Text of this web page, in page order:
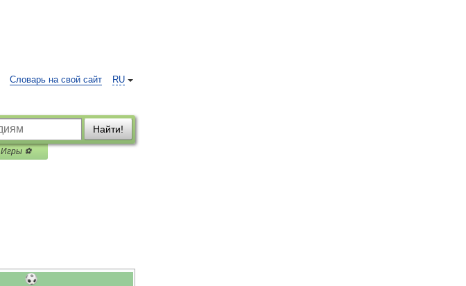
RU
Словарь на свой сайт
Найти!
Игры ⚽